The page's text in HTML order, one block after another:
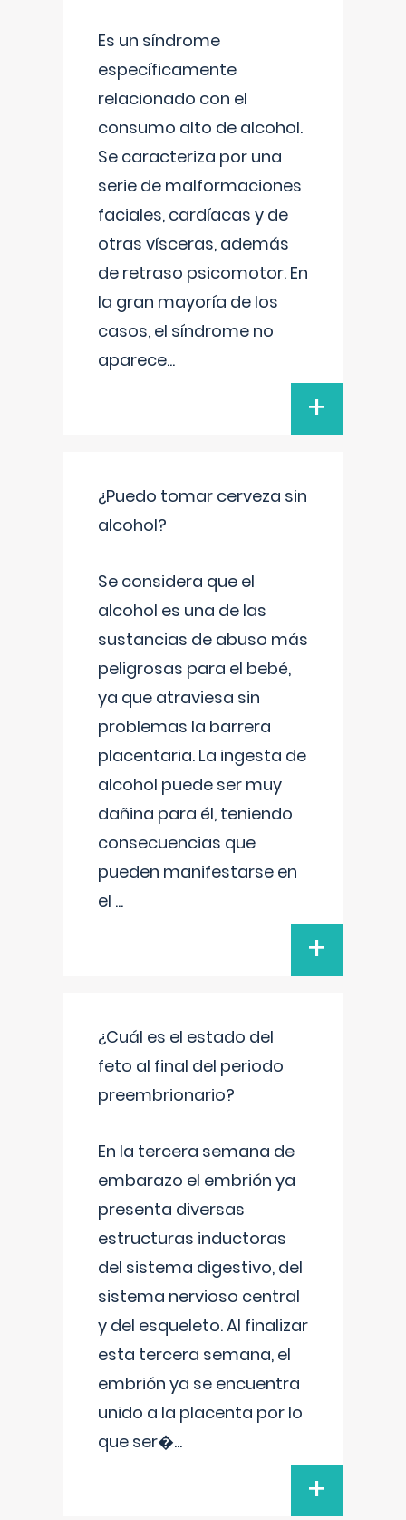
Es un síndrome
específicamente
relacionado con el
consumo alto de alcohol.
Se caracteriza por una
serie de malformaciones
faciales, cardíacas y de
otras vísceras, además
de retraso psicomotor. En
la gran mayoría de los
casos, el síndrome no
aparece...
+
¿Puedo tomar cerveza sin
alcohol?
Se considera que el
alcohol es una de las
sustancias de abuso más
peligrosas para el bebé,
ya que atraviesa sin
problemas la barrera
placentaria. La ingesta de
alcohol puede ser muy
dañina para él, teniendo
consecuencias que
pueden manifestarse en
el ...
+
¿Cuál es el estado del
feto al final del periodo
preembrionario?
En la tercera semana de
embarazo el embrión ya
presenta diversas
estructuras inductoras
del sistema digestivo, del
sistema nervioso central
y del esqueleto. Al finalizar
esta tercera semana, el
embrión ya se encuentra
unido a la placenta por lo
que ser�...
+